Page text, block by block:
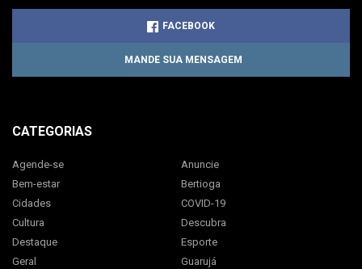
FACEBOOK
MANDE SUA MENSAGEM
CATEGORIAS
Agende-se
Anuncie
Bem-estar
Bertioga
Cidades
COVID-19
Cultura
Descubra
Destaque
Esporte
Geral
Guarujá